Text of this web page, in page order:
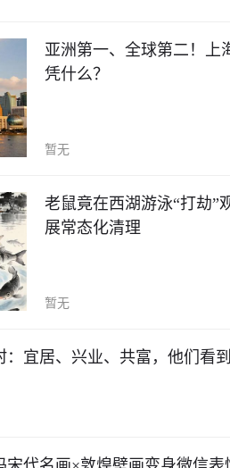
亚洲第一、全球第二！上
凭什么？
暂无
老鼠竟在西湖游泳“打劫”
展常态化清理
暂无
：宜居、兴业、共富，他们看